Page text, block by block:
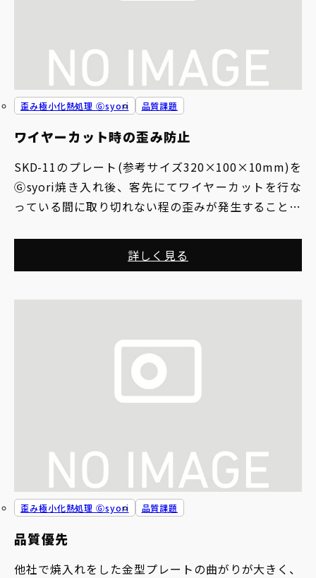
ワイヤーカット時の歪み防止
歪み極小化熱処理 Ⓖsyori 品質課題
SKD-11のプレート(参考サイズ320×100×10mm)を
Ⓖsyori焼き入れ後、客先にてワイヤーカットを行な
っている間に取り切れない程の歪みが発生することが
詳しく見る
品質優先
歪み極小化熱処理 Ⓖsyori 品質課題
他社で焼入れをした金型プレートの曲がりが大きく、